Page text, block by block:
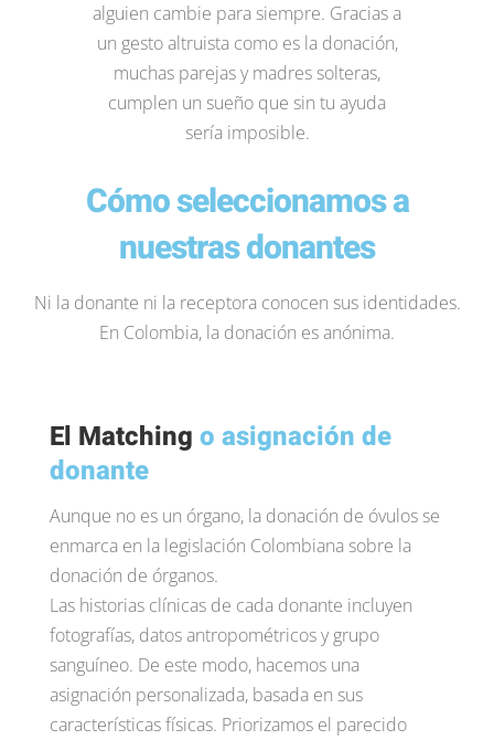
alguien cambie para siempre. Gracias a
un gesto altruista como es la donación,
muchas parejas y madres solteras,
cumplen un sueño que sin tu ayuda
sería imposible.
Cómo seleccionamos a
nuestras donantes
Ni la donante ni la receptora conocen sus identidades.
En Colombia, la donación es anónima.
El Matching o asignación de
donante
Aunque no es un órgano, la donación de óvulos se
enmarca en la legislación Colombiana sobre la
donación de órganos.
Las historias clínicas de cada donante incluyen
fotografías, datos antropométricos y grupo
sanguíneo. De este modo, hacemos una
asignación personalizada, basada en sus
características físicas. Priorizamos el parecido